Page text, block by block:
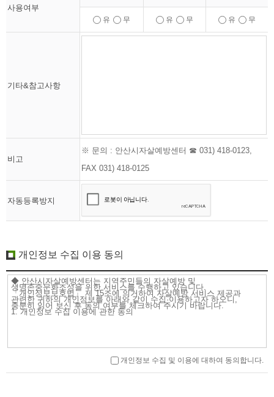
사용여부
유 무 유 무 유 무
기타&참고사항
비고
※ 문의 : 안산시자살예방센터 ☎ 031) 418-0123,
FAX 031) 418-0125
자동등록방지
개인정보 수집 이용 동의
개인정보 수집 및 이용에 대하여 동의합니다.